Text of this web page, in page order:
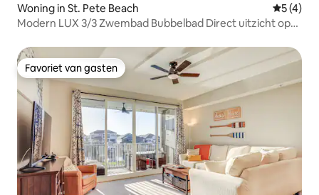
Woning in St. Pete Beach
5 (4)
Modern LUX 3/3 Zwembad Bubbelbad Direct uitzicht op
Favoriet van gasten
Favoriet van gasten